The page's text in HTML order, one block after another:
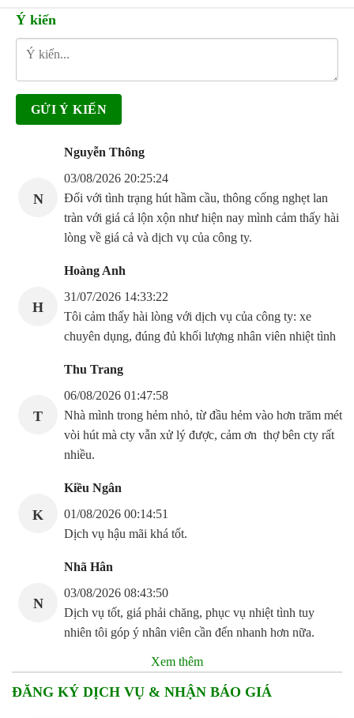
Ý kiến
N
Nguyễn Thông
03/08/2026 20:25:24
Đối với tình trạng hút hầm cầu, thông cống nghẹt lan
tràn với giá cả lộn xộn như hiện nay mình cảm thấy hài
lòng về giá cả và dịch vụ của công ty.
H
Hoàng Anh
31/07/2026 14:33:22
Tôi cảm thấy hài lòng với dịch vụ của công ty: xe
chuyên dụng, đúng đủ khối lượng nhân viên nhiệt tình
T
Thu Trang
06/08/2026 01:47:58
Nhà mình trong hẻm nhỏ, từ đầu hẻm vào hơn trăm mét
vòi hút mà cty vẫn xử lý được, cảm ơn thợ bên cty rất
nhiều.
K
Kiều Ngân
01/08/2026 00:14:51
Dịch vụ hậu mãi khá tốt.
N
Nhã Hân
03/08/2026 08:43:50
Dịch vụ tốt, giá phải chăng, phục vụ nhiệt tình tuy
nhiên tôi góp ý nhân viên cần đến nhanh hơn nữa.
Xem thêm
ĐĂNG KÝ DỊCH VỤ & NHẬN BÁO GIÁ